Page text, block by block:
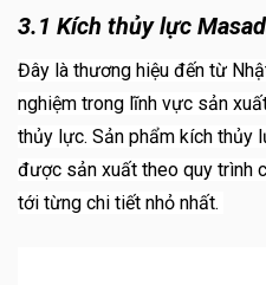
3.1 Kích thủy lực
Đây là thương hiệu đến từ
nghiệm trong lĩnh vực sản
thủy lực. Sản phẩm kích thủy
được sản xuất theo quy trình
tới từng chi tiết nhỏ nhất.